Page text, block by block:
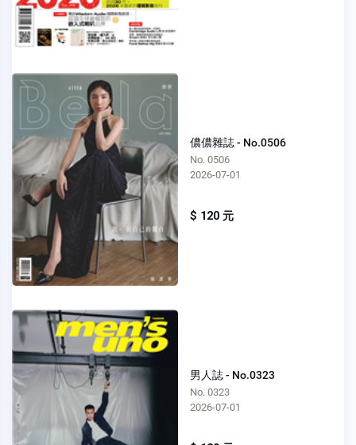
儂儂雜誌 - No.0506
No. 0506
2026-07-01
$ 120 元
男人誌 - No.0323
No. 0323
2026-07-01